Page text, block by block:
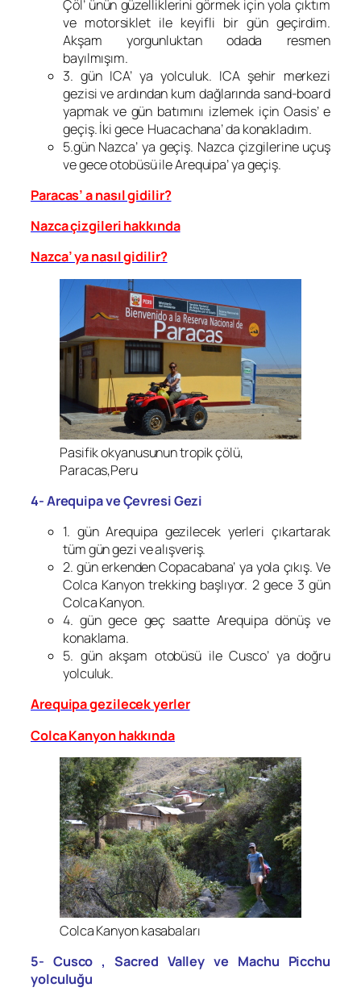
Çöl’ ünün güzelliklerini görmek için yola çıktım
ve motorsiklet ile keyifli bir gün geçirdim.
Akşam yorgunluktan odada resmen
bayılmışım.
3. gün ICA’ ya yolculuk. ICA şehir merkezi
gezisi ve ardından kum dağlarında sand-board
yapmak ve gün batımını izlemek için Oasis’ e
geçiş. İki gece Huacachana’ da konakladım.
5.gün Nazca’ ya geçiş. Nazca çizgilerine uçuş
ve gece otobüsü ile Arequipa’ ya geçiş.
Paracas’ a nasıl gidilir?
Nazca çizgileri hakkında
Nazca’ ya nasıl gidilir?
Pasifik okyanusunun tropik çölü,
Paracas,Peru
4- Arequipa ve Çevresi Gezi
1. gün Arequipa gezilecek yerleri çıkartarak
tüm gün gezi ve alışveriş.
2. gün erkenden Copacabana’ ya yola çıkış. Ve
Colca Kanyon trekking başlıyor. 2 gece 3 gün
Colca Kanyon.
4. gün gece geç saatte Arequipa dönüş ve
konaklama.
5. gün akşam otobüsü ile Cusco’ ya doğru
yolculuk.
Arequipa gezilecek yerler
Colca Kanyon hakkında
Colca Kanyon kasabaları
5- Cusco , Sacred Valley ve Machu Picchu
yolculuğu